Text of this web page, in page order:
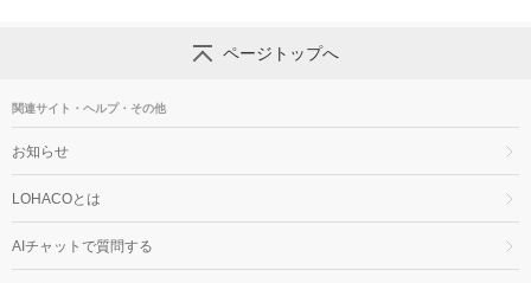
ページトップへ
関連サイト・ヘルプ・その他
お知らせ
LOHACOとは
AIチャットで質問する